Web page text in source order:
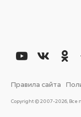
Правила сайта
Copyright © 2007-2026,